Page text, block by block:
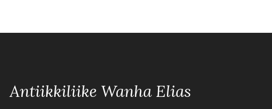
Antiikkiliike Wanha Elias